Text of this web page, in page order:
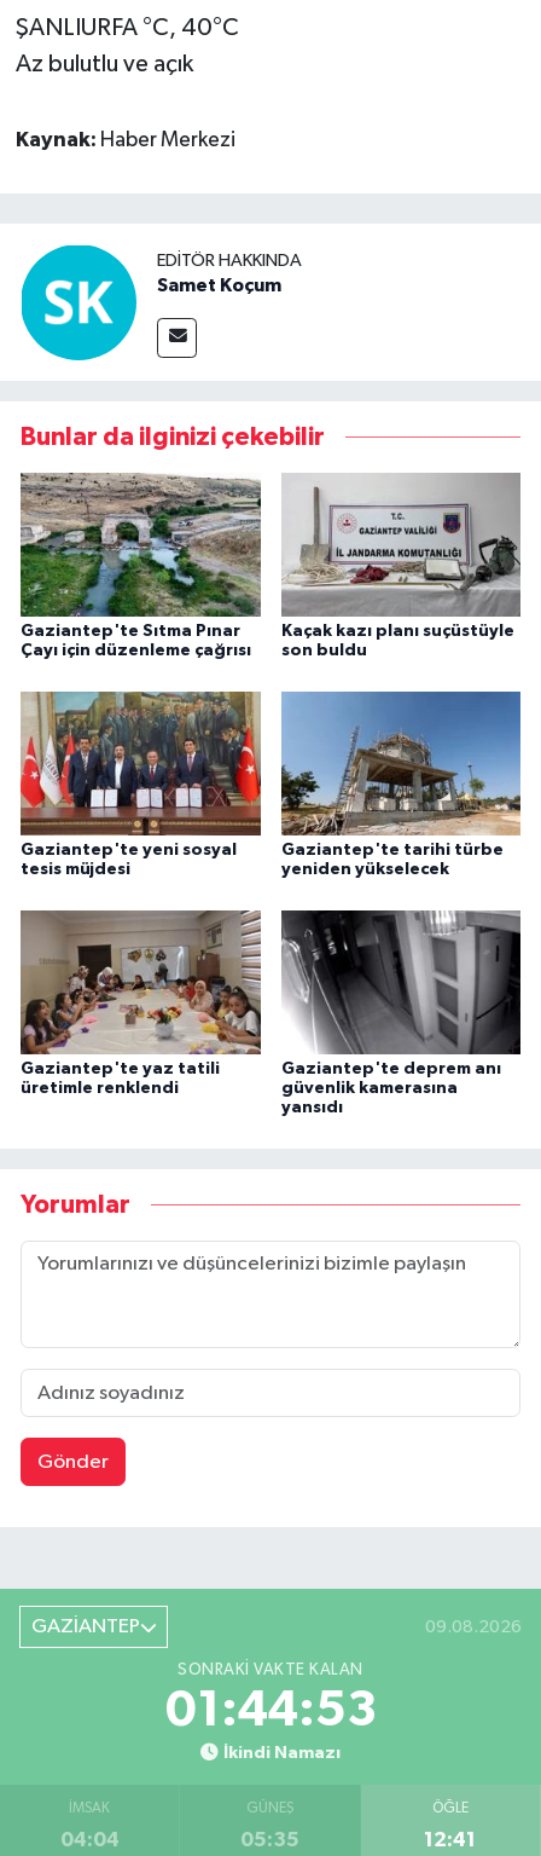
ŞANLIURFA °C, 40°C
Az bulutlu ve açık
Kaynak: Haber Merkezi
EDITÖR HAKKINDA
Samet Koçum
Bunlar da ilginizi çekebilir
Gaziantep'te Sıtma Pınar
Çayı için düzenleme çağrısı
Kaçak kazı planı suçüstüyle
son buldu
Gaziantep'te yeni sosyal
tesis müjdesi
Gaziantep'te tarihi türbe
yeniden yükselecek
Gaziantep'te yaz tatili
üretimle renklendi
Gaziantep'te deprem anı
güvenlik kamerasına
yansıdı
Yorumlar
Gönder
GAZİANTEP 09.08.2026
SONRAKI VAKTE KALAN
01:44:52
İkindi Namazı
İMSAK
04:04
GÜNEŞ
05:35
ÖĞLE
12:41